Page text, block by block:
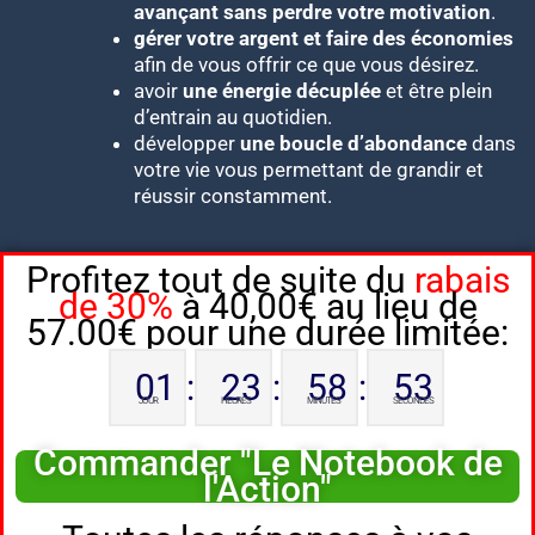
avançant sans perdre votre motivation.
gérer votre argent et faire des économies
afin de vous offrir ce que vous désirez.
avoir une énergie décuplée et être plein
d’entrain au quotidien.
développer une boucle d’abondance dans
votre vie vous permettant de grandir et
réussir constamment.
Profitez tout de suite du rabais
de 30%à 40,00€ au lieu de
57.00€ pour une durée limitée:
01
JOUR : 23
HEURES : 58
MINUTES : 52
SECONDES
Commander "Le Notebook de
l'Action"